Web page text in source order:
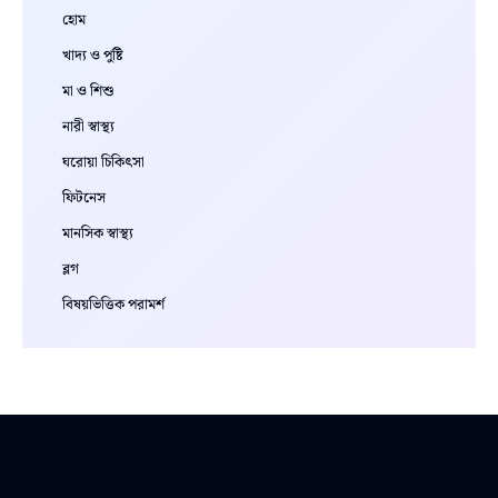
হোম
খাদ্য ও পুষ্টি
মা ও শিশু
নারী স্বাস্থ্য
ঘরোয়া চিকিৎসা
ফিটনেস
মানসিক স্বাস্থ্য
ব্লগ
বিষয়ভিত্তিক পরামর্শ